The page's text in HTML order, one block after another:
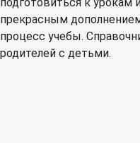
прекрасным
процесс учебы.
родителей с детьми.